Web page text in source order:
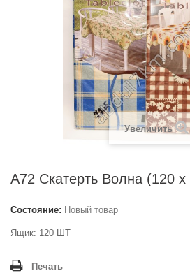
Увеличить
A72 Скатерть Волна (120
Состояние: Новый товар
Ящик: 120 ШТ
Печать